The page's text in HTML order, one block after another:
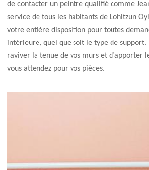
de contacter un peintre qualifié comme
service de tous les habitants de Lohitzun
votre entière disposition pour toutes
intérieure, quel que soit le type de
raviver la tenue de vos murs et d’apporter
vous attendez pour vos pièces.